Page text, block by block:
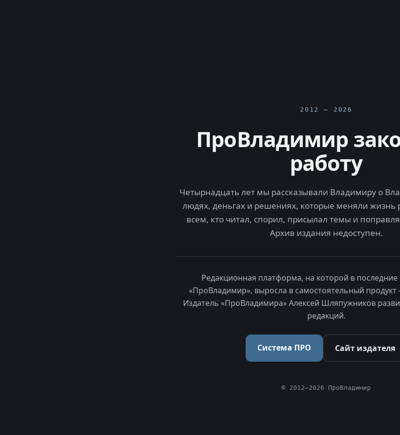
2012 — 2026
ПроВладимир
работу
Четырнадцать лет мы рассказывали Владимиру о
людях, деньгах и решениях, которые меняли жизнь
всем, кто читал, спорил, присылал темы и
Архив издания недоступен.
Редакционная платформа, на которой в последние
«ПроВладимир», выросла в самостоятельный
Издатель «ПроВладимира» Алексей Шляпужников
редакций.
Система ПРО Сайт издателя
© 2012–2026 ПроВладимир